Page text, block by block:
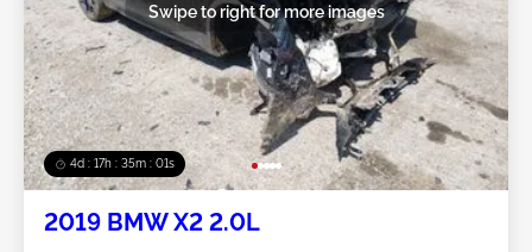
4d : 17h : 34m : 59s
Swipe to right for more images
2019 BMW X2 2.0L